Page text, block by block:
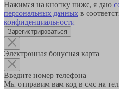
Нажимая на кнопку ниже, я даю
персональных данных в
конфиденциальности
Зарегистрироваться
Электронная бонусная карта
Введите номер телефона
Мы отправим вам код в смс на